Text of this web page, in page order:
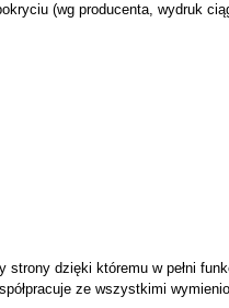
(wg producenta, wydruk
strony dzięki któremu w pełni
ze wszystkimi